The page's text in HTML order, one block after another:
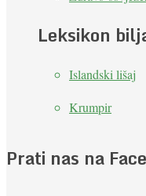
Leksikon
Islandski lišaj
Krumpir
Prati nas na